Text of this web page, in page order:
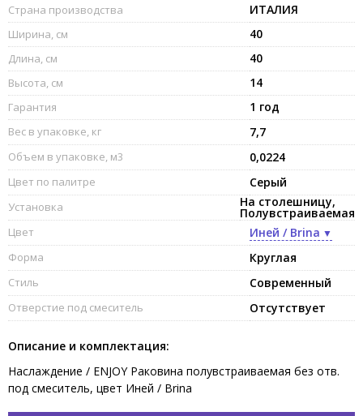
Страна производства ИТАЛИЯ
Ширина, см 40
Длина, см 40
Высота, см 14
Гарантия 1 год
Вес в упаковке, кг 7,7
Объем в упаковке, м3 0,0224
Цвет по палитре Серый
Установка На столешницу,
Полувстраиваемая
Цвет Иней / Brina
Форма Круглая
Стиль Современный
Отверстие под смеситель Отсутствует
Описание и комплектация:
Наслаждение / ENJOY Раковина полувстраиваемая без отв.
под смеситель, цвет Иней / Brina